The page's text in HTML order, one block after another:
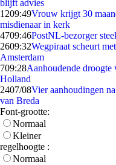
blijft advies
1209:49Vrouw krijgt 30
misdienaar in kerk
4709:46PostNL-bezorger
2609:32Wegpiraat scheurt
Amsterdam
709:28Aanhoudende
Holland
2407/08Vier aanhoudingen
van Breda
Font-grootte:
Normaal
Kleiner
regelhoogte :
Normaal